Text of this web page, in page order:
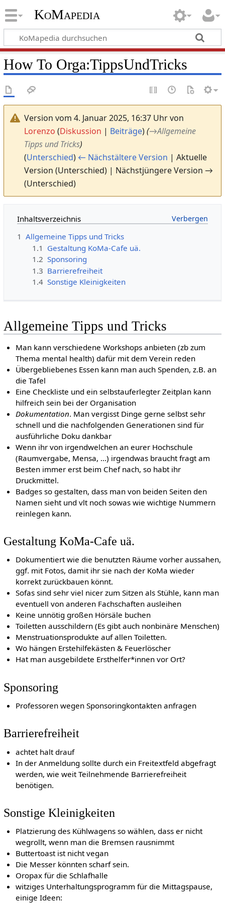
KoMapedia
How To Orga:TippsUndTricks
Version vom 4. Januar 2025, 16:37 Uhr von
Lorenzo (Diskussion | Beiträge)(→Allgemeine
Tipps und Tricks)
(Unterschied) ← Nächstältere Version | Aktuelle
Version (Unterschied) | Nächstjüngere Version →
(Unterschied)
Inhaltsverzeichnis
1 Allgemeine Tipps und Tricks
1.1 Gestaltung KoMa-Cafe uä.
1.2 Sponsoring
1.3 Barrierefreiheit
1.4 Sonstige Kleinigkeiten
Allgemeine Tipps und Tricks
Man kann verschiedene Workshops anbieten (zb zum
Thema mental health) dafür mit dem Verein reden
Übergebliebenes Essen kann man auch Spenden, z.B. an
die Tafel
Eine Checkliste und ein selbstauferlegter Zeitplan kann
hilfreich sein bei der Organisation
Dokumentation. Man vergisst Dinge gerne selbst sehr
schnell und die nachfolgenden Generationen sind für
ausführliche Doku dankbar
Wenn ihr von irgendwelchen an eurer Hochschule
(Raumvergabe, Mensa, ...) irgendwas braucht fragt am
Besten immer erst beim Chef nach, so habt ihr
Druckmittel.
Badges so gestalten, dass man von beiden Seiten den
Namen sieht und vlt noch sowas wie wichtige Nummern
reinlegen kann.
Gestaltung KoMa-Cafe uä.
Dokumentiert wie die benutzten Räume vorher aussahen,
ggf. mit Fotos, damit ihr sie nach der KoMa wieder
korrekt zurückbauen könnt.
Sofas sind sehr viel nicer zum Sitzen als Stühle, kann man
eventuell von anderen Fachschaften ausleihen
Keine unnötig großen Hörsäle buchen
Toiletten ausschildern (Es gibt auch nonbinäre Menschen)
Menstruationsprodukte auf allen Toiletten.
Wo hängen Erstehilfekästen & Feuerlöscher
Hat man ausgebildete Ersthelfer*innen vor Ort?
Sponsoring
Professoren wegen Sponsoringkontakten anfragen
Barrierefreiheit
achtet halt drauf
In der Anmeldung sollte durch ein Freitextfeld abgefragt
werden, wie weit Teilnehmende Barrierefreiheit
benötigen.
Sonstige Kleinigkeiten
Platzierung des Kühlwagens so wählen, dass er nicht
wegrollt, wenn man die Bremsen rausnimmt
Buttertoast ist nicht vegan
Die Messer könnten scharf sein.
Oropax für die Schlafhalle
witziges Unterhaltungsprogramm für die Mittagspause,
einige Ideen: